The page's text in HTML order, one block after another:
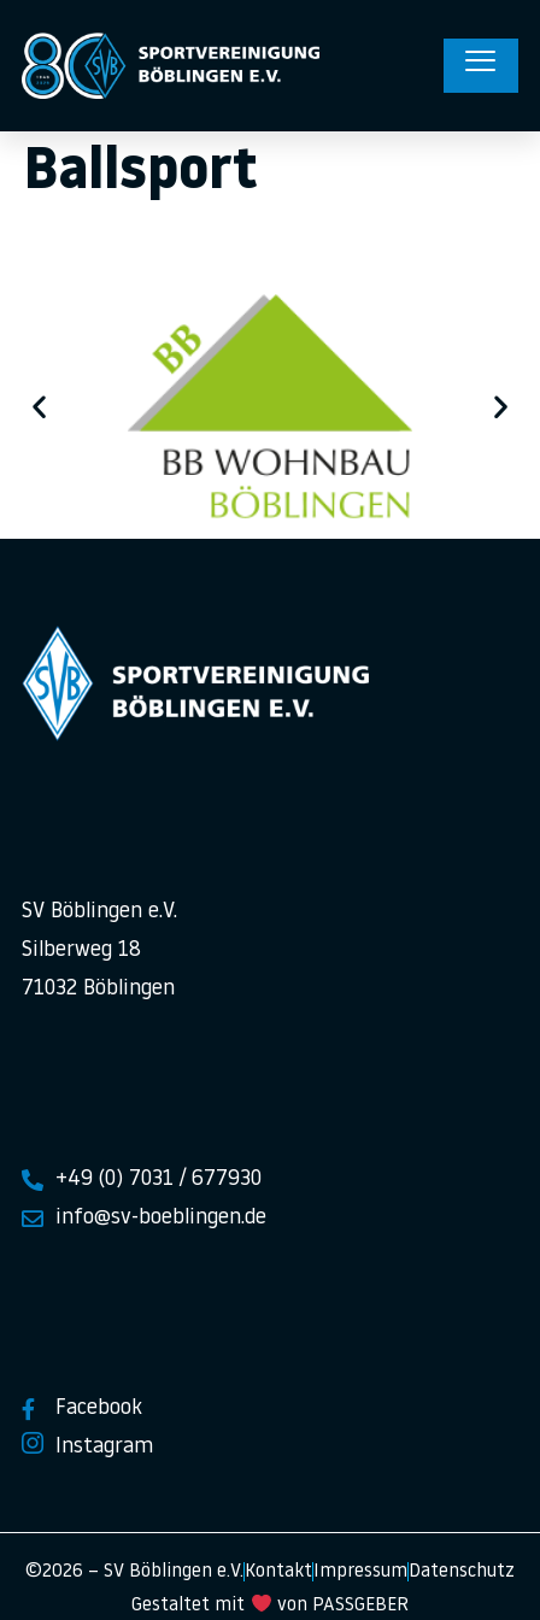
Ballsport
SV Böblingen e.V.
Silberweg 18
71032 Böblingen
+49 (0) 7031 / 677930
info@sv-boeblingen.de
Facebook
Instagram
©2026 – SV Böblingen e.V. Kontakt Impressum Datenschutz
Gestaltet mit
von PASSGEBER